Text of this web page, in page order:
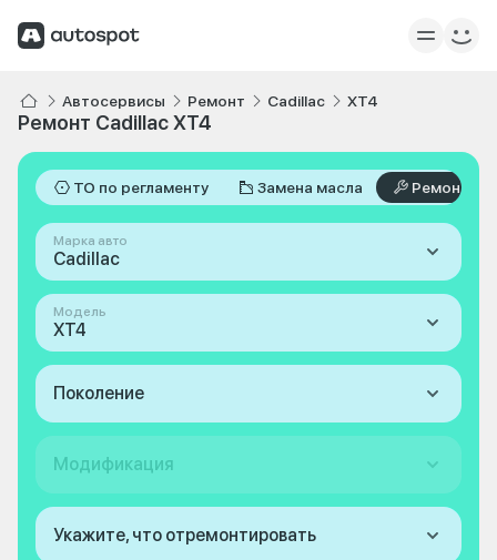
Автосервисы Ремонт Cadillac XT4
Ремонт Cadillac XT4
ТО по регламенту Замена масла Ремонт
Марка авто
Cadillac
Модель
XT4
Поколение
Модификация
Укажите, что отремонтировать